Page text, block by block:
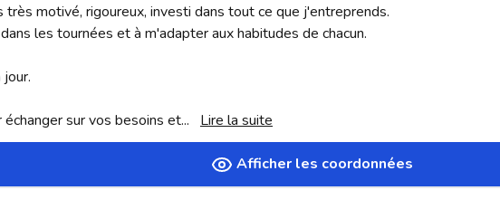
motivé, rigoureux, investi dans tout ce que j'entreprends.
les tournées et à m'adapter aux habitudes de chacun.
sur vos besoins et... Lire la suite
Afficher les coordonnées